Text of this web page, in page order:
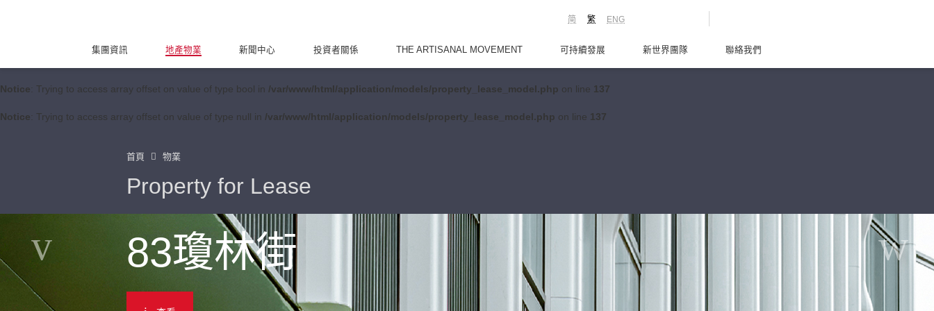
Notice: Trying to access array offset on value of type bool in /var/www/html/application/models/property_lease_model.php on line 137
Notice: Trying to access array offset on value of type null in /var/www/html/application/models/property_lease_model.php on line 137
ENG
繁
简
集團資訊 地產物業 新聞中心 投資者關係 THE ARTISANAL MOVEMENT 可持續發展 新世界團隊 聯絡我們
首頁 物業
Property for Lease
83瓊林街